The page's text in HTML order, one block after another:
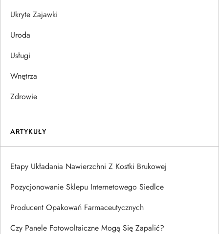
Ukryte Zajawki
Uroda
Usługi
Wnętrza
Zdrowie
ARTYKUŁY
Etapy Układania Nawierzchni Z Kostki Brukowej
Pozycjonowanie Sklepu Internetowego Siedlce
Producent Opakowań Farmaceutycznych
Czy Panele Fotowoltaiczne Mogą Się Zapalić?